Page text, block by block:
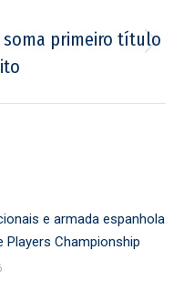
soma primeiro título
e armada espanhola
Players Championship